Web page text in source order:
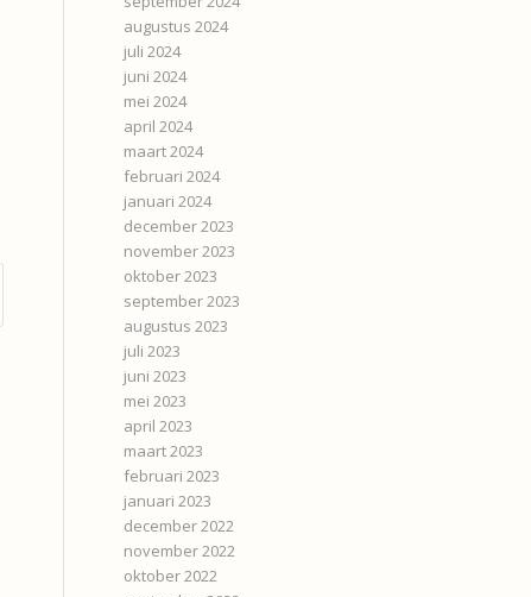
augustus 2024
juli 2024
juni 2024
mei 2024
april 2024
maart 2024
februari 2024
januari 2024
december 2023
november 2023
oktober 2023
september 2023
augustus 2023
juli 2023
juni 2023
mei 2023
april 2023
maart 2023
februari 2023
januari 2023
december 2022
november 2022
oktober 2022